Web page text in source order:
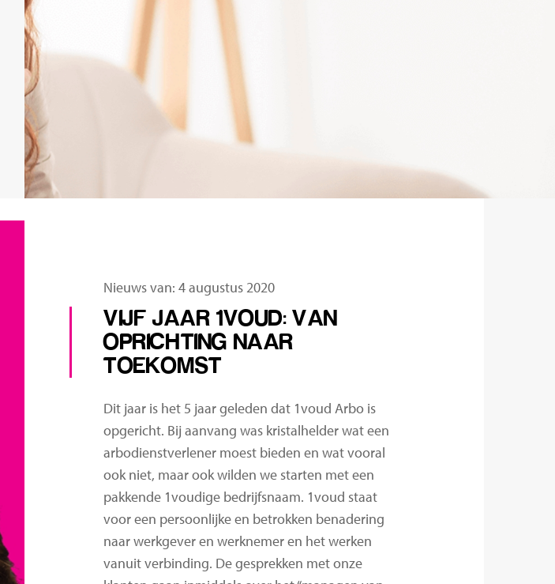
Nieuws van: 4 augustus 2020
VIJF JAAR 1VOUD: VAN
OPRICHTING NAAR
TOEKOMST
Dit jaar is het 5 jaar geleden dat 1voud Arbo is
opgericht. Bij aanvang was kristalhelder wat een
arbodienstverlener moest bieden en wat vooral
ook niet, maar ook wilden we starten met een
pakkende 1voudige bedrijfsnaam. 1voud staat
voor een persoonlijke en betrokken benadering
naar werkgever en werknemer en het werken
vanuit verbinding. De gesprekken met onze